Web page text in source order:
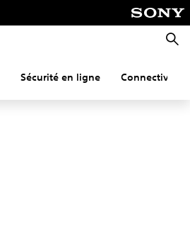
Sécurité en ligne Connectivité